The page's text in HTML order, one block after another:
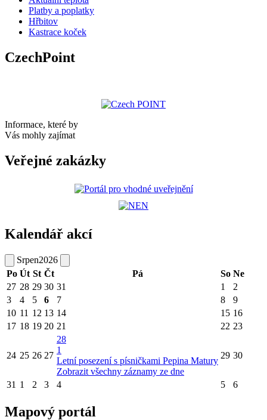
Platby a poplatky
Hřbitov
Kastrace koček
CzechPoint
Informace, které by
Vás mohly zajímat
Veřejné zakázky
Kalendář akcí
Srpen2026
Po Út St Čt Pá So Ne
27 28 29 30 31 1
2
3
4 5 6 7 8
9
10 11 12 13 14 15 16
17 18 19 20 21 22 23
24 25 26 27
28
1
Letní posezení s písničkami Pepina Matury
Zobrazit všechny záznamy ze dne
29 30
31 1 2 3 4 5 6
Mapový portál